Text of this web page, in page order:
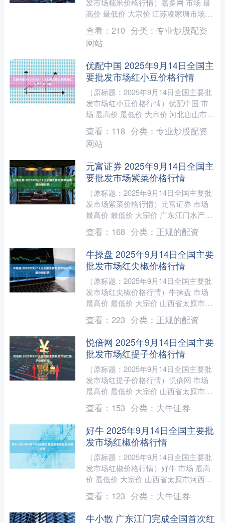
发市场糯米价格行情）嘉多网 市场 最
高价 最低价 大宗价 江苏凌家塘市场发
展有限公司 5.50 5.10 5.30 武威....
查看： 210 分类： 专业炒股配资
网站
优配中国 2025年9月14日全国主
要批发市场红小豆价格行情
（原标题：2025年9月14日全国主要批
发市场红小豆价格行情）优配中国 市
场 最高价 最低价 大宗价 河北唐山市荷
花坑市场经营管理有限公司 10.40
8.00....
查看： 118 分类： 专业炒股配资
网站
元富证券 2025年9月14日全国主
要批发市场紫菜价格行情
（原标题：2025年9月14日全国主要批
发市场紫菜价格行情）元富证券 市场
最高价 最低价 大宗价 广东江门水产冻
品副食批发市场 46.50 43.00 45.....
查看： 168 分类： 正规的配资
牛操盘 2025年9月14日全国主要
批发市场红尖椒价格行情
（原标题：2025年9月14日全国主要批
发市场红尖椒价格行情）牛操盘 市场
最高价 最低价 大宗价 山西省太原市河
西农产品有限公司 5.00 5.00 5.00....
查看： 223 分类： 正规的配资
悦倍网 2025年9月14日全国主要
批发市场红提子价格行情
（原标题：2025年9月14日全国主要批
发市场红提子价格行情）悦倍网 市场
最高价 最低价 大宗价 山西省太原市河
西农产品有限公司 14.00 9.00 11.....
查看： 153 分类： 大牛证券
好牛 2025年9月14日全国主要批
发市场红椒价格行情
（原标题：2025年9月14日全国主要批
发市场红椒价格行情）好牛 市场 最高
价 最低价 大宗价 山西省太原市河西农
产品有限公司 5.60 5.60 5.60 长....
查看： 123 分类： 大牛证券
牛小散 广东江门完成全国首次红